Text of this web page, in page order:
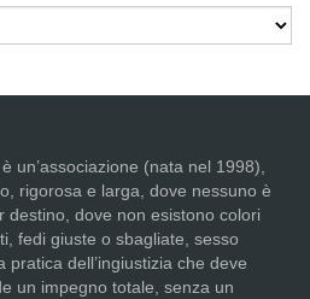
un’associazione (nata nel 1998),
rigorosa e larga, dove nessuno è
destino, dove non esistono colori
fedi giuste o sbagliate, sesso
dell’ingiustizia che deve
un impegno totale, senza un